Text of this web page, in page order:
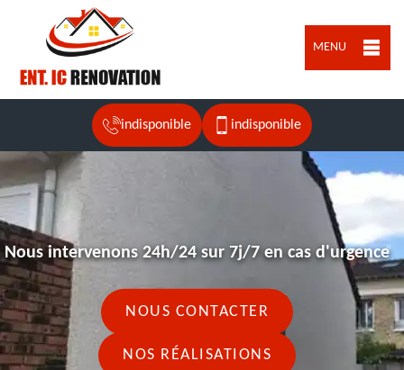
MENU
indisponible indisponible
Nous intervenons 24h/24 sur 7j/7 en cas d'urgence
NOUS CONTACTER
NOS RÉALISATIONS